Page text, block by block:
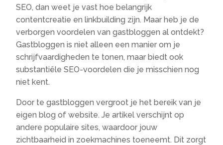
SEO, dan weet je vast hoe belangrijk
contentcreatie en linkbuilding zijn. Maar heb je de
verborgen voordelen van gastbloggen al ontdekt?
Gastbloggen is niet alleen een manier om je
schrijfvaardigheden te tonen, maar biedt ook
substantiële SEO-voordelen die je misschien nog
niet kent.
Door te gastbloggen vergroot je het bereik van je
eigen blog of website. Je artikel verschijnt op
andere populaire sites, waardoor jouw
zichtbaarheid in zoekmachines toeneemt. Dit zorgt